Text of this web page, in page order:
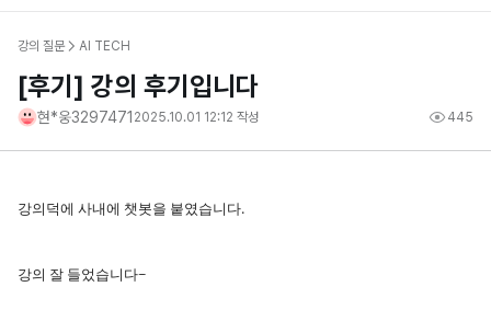
강의 질문 AI TECH
[후기] 강의 후기입니다
현*웅3297471 2025.10.01 12:12 작성 445
강의덕에 사내에 챗봇을 붙였습니다.
강의 잘 들었습니다~